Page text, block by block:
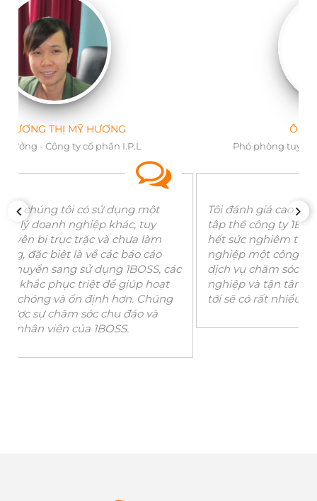
PREVIOUS
ÔNG VÕ VĂN LỘC
Phó phòng tuyên truyền - Cục thuế Long An
Tôi đánh giá cao sự cố gắng không ngừng của
tập thể công ty 1BOSS. Các bạn đã luôn làm việc
hết sức nghiêm túc để đem đến cho doanh
nghiệp một công cụ quản lý hiệu quả nhất. Với
dịch vụ chăm sóc khách hàng chu đáo, chuyên
nghiệp và tận tâm Tôi tin chắc trong thời gian
tới sẽ có rất nhiều doanh nghiệp tìm đến 1BOSS.
NEXT